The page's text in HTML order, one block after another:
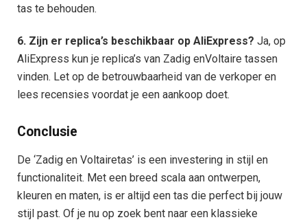
tas te behouden.
6. Zijn er replica’s beschikbaar op AliExpress? Ja, op
AliExpress kun je replica’s van Zadig enVoltaire tassen
vinden. Let op de betrouwbaarheid van de verkoper en
lees recensies voordat je een aankoop doet.
Conclusie
De ‘Zadig en Voltairetas’ is een investering in stijl en
functionaliteit. Met een breed scala aan ontwerpen,
kleuren en maten, is er altijd een tas die perfect bij jouw
stijl past. Of je nu op zoek bent naar een klassieke